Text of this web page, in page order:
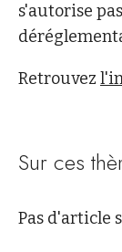
s'autorise
Retrouvez
Sur ces
Pas d'article